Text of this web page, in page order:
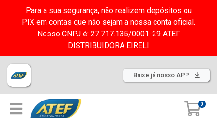
Para a sua segurança, não realizem depósitos ou
PIX em contas que não sejam a nossa conta oficial.
Nosso CNPJ é: 27.717.135/0001-29 ATEF
DISTRIBUIDORA EIRELI
Baixe já nosso APP
0